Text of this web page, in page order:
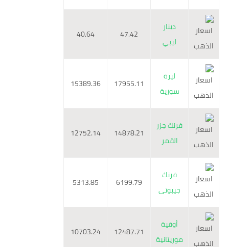
دينار
ليبي
47.42
40.64
ليرة
سورية
17955.11
15389.36
فرنك جزر
القمر
14878.21
12752.14
فرنك
جيبوتى
6199.79
5313.85
أوقية
موريتانية
12487.71
10703.24